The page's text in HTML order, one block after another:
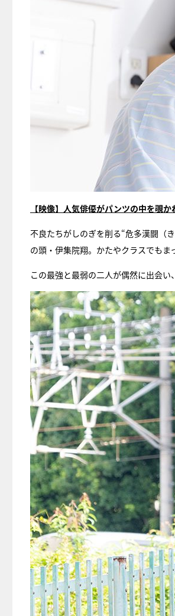
【映像】人気俳優がパンツの中を覗
不良たちがしのぎを削る“危多漢闘（
の頭・伊集院翔。かたやクラスでもま
この最強と最弱の二人が偶然に出会い